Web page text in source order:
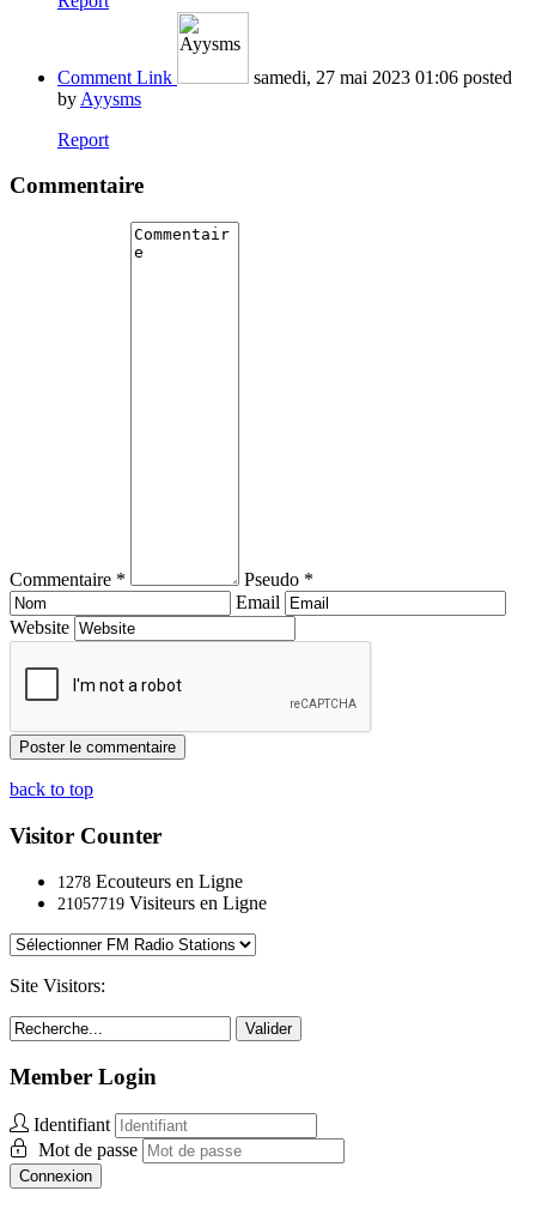
Comment Link samedi, 27 mai 2023 01:06 posted
by Ayysms
Report
Commentaire
Commentaire *
Pseudo *
Email
Website
back to top
Visitor Counter
1278 Ecouteurs en Ligne
21057719 Visiteurs en Ligne
Site Visitors:
Valider
Member Login
Identifiant
Mot de passe
Connexion